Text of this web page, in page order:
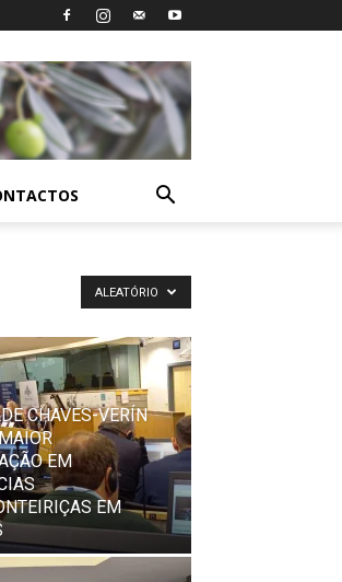
ALEATÓRIO
CHAVES-VERÍN
EM
EM